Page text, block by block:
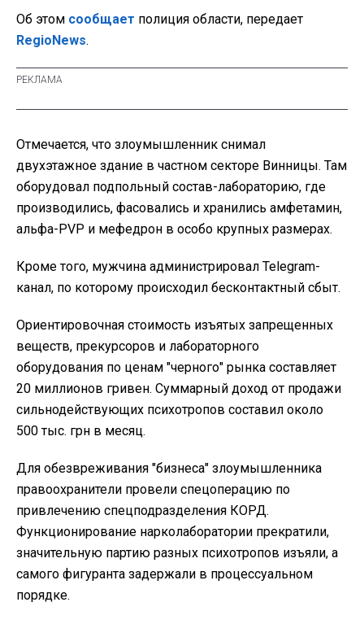
Об этом сообщает полиция области, передает
RegioNews.
Отмечается, что злоумышленник снимал
двухэтажное здание в частном секторе Винницы. Там
оборудовал подпольный состав-лабораторию, где
производились, фасовались и хранились амфетамин,
альфа-PVP и мефедрон в особо крупных размерах.
Кроме того, мужчина администрировал Telegram-
канал, по которому происходил бесконтактный сбыт.
Ориентировочная стоимость изъятых запрещенных
веществ, прекурсоров и лабораторного
оборудования по ценам "черного" рынка составляет
20 миллионов гривен. Суммарный доход от продажи
сильнодействующих психотропов составил около
500 тыс. грн в месяц.
Для обезвреживания "бизнеса" злоумышленника
правоохранители провели спецоперацию по
привлечению спецподразделения КОРД.
Функционирование нарколаборатории прекратили,
значительную партию разных психотропов изъяли, а
самого фигуранта задержали в процессуальном
порядке.